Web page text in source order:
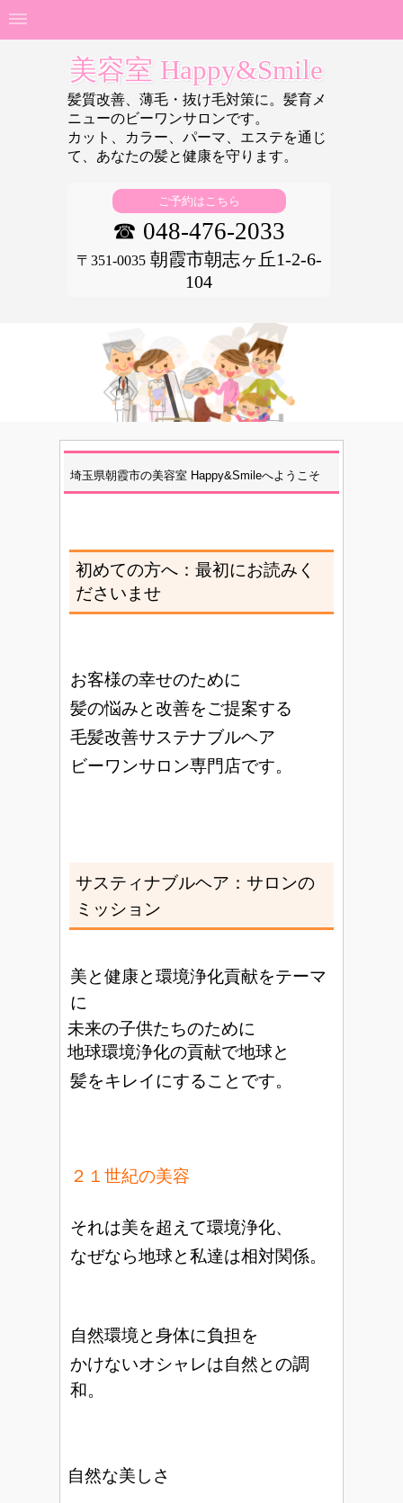
美容室 Happy&Smile
髪質改善、薄毛・抜け毛対策に。髪育メ
ニューのビーワンサロンです。
カット、カラー、パーマ、エステを通じ
て、あなたの髪と健康を守ります。
ご予約はこちら
☎ 048-476-2033
〒351-0035朝霞市朝志ヶ丘1-2-6-
104
埼玉県朝霞市の美容室 Happy&Smileへようこそ
初めての方へ：最初にお読みく
ださいませ
お客様の幸せのために
髪の悩みと改善をご提案する
毛髪改善サステナブルヘア
ビーワンサロン専門店です。
サスティナブルヘア：サロンの
ミッション
美と健康と環境浄化貢献をテーマ
に
未来の子供たちのために
地球環境浄化の貢献で地球と
髪をキレイにすることです。
２１世紀の美容
それは美を超えて環境浄化、
なぜなら地球と私達は相対関係。
自然環境と身体に負担を
かけないオシャレは自然との調
和。
自然な美しさ